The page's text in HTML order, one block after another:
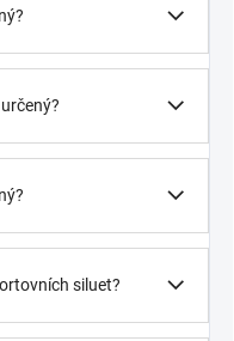
siluet?